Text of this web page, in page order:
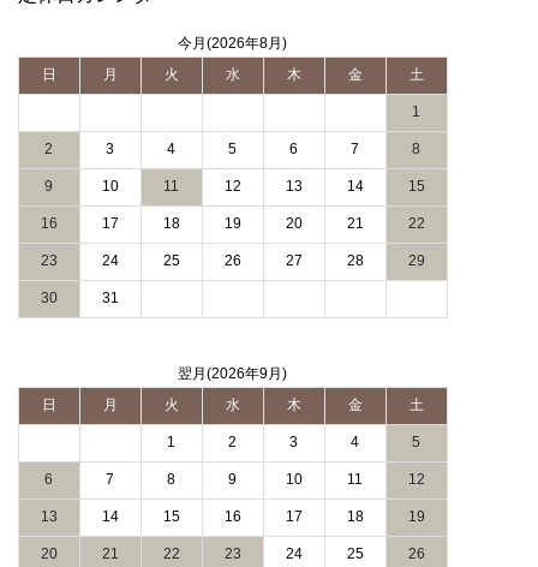
今月(2026年8月)
日
月 火 水 木 金 土
1
2 3 4 5 6 7 8
9 10 11 12 13 14 15
16 17 18 19 20 21 22
23 24 25 26 27 28 29
30 31
翌月(2026年9月)
日
月 火 水 木 金 土
1 2 3 4 5
6 7 8 9 10 11 12
13 14 15 16 17 18 19
20 21 22 23 24 25 26